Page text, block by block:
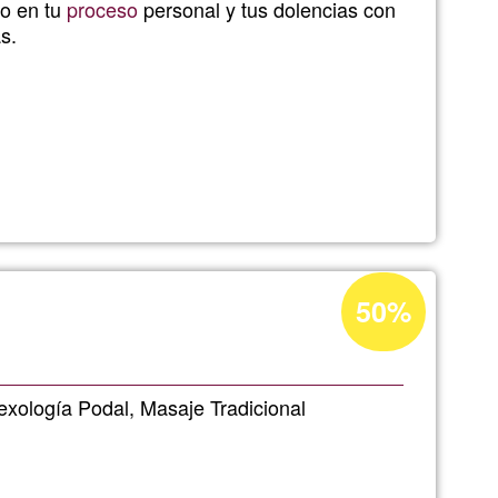
en tu proceso personal y tus dolencias con
Ğ1
Podal, Masaje Tradicional
Acceptance
percentage
50%